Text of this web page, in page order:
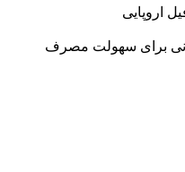
برای سهولت مصرف